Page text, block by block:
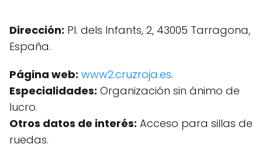
Dirección: Pl. dels Infants, 2, 43005 Tarragona,
España.
Página web: www2.cruzroja.es.
Especialidades: Organización sin ánimo de
lucro.
Otros datos de interés: Acceso para sillas de
ruedas.